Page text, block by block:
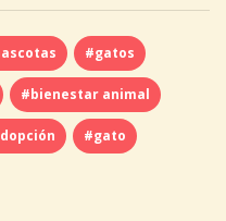
#gatos
#bienestar animal
#gato